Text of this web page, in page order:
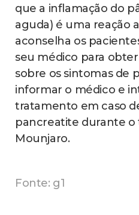
que a inflamação do
aguda) é uma reação
aconselha os
seu médico para
sobre os sintomas de
informar o médico e
tratamento em caso
pancreatite durante
Mounjaro.
Fonte: g1